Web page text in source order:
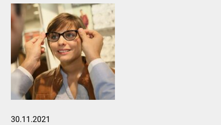
30.11.2021